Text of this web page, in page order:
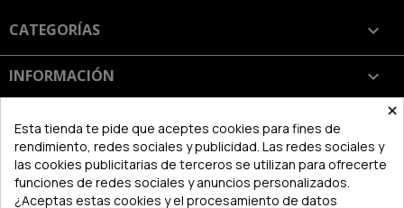
CATEGORÍAS 
INFORMACIÓN 
SU CUENTA
INFORMACIÓN DE LA TIENDA keyboard_arrow_down
×
Esta tienda te pide que aceptes cookies para fines de
rendimiento, redes sociales y publicidad. Las redes sociales y
las cookies publicitarias de terceros se utilizan para ofrecerte
funciones de redes sociales y anuncios personalizados.
¿Aceptas estas cookies y el procesamiento de datos